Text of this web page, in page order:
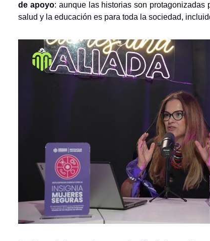
de apoyo: aunque las historias son protagonizadas
salud y la educación es para toda la sociedad,